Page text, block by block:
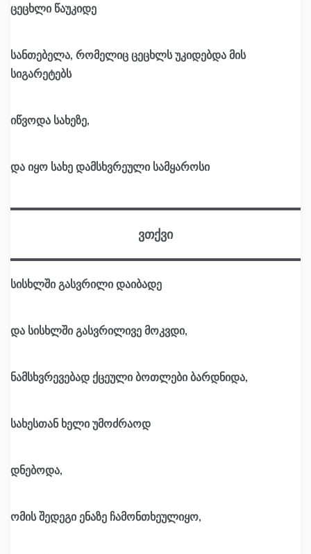
ცეცხლი წაუკიდე
სანთებელა, რომელიც ცეცხლს უკიდებდა მის
სიგარეტებს
იწვოდა სახეზე,
და იყო სახე დამსხვრეული სამყაროსი
ვთქვი
სისხლში გასვრილი დაიბადე
და სისხლში გასვრილივე მოკვდი,
ნამსხვრევებად ქცეული ბოთლები ბარდნიდა,
სახესთან ხელი უმოძრაოდ
დნებოდა,
ომის შედეგი ენაზე ჩამონთხეულიყო,